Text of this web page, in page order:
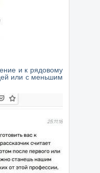
и к рядовому
или с меньшим